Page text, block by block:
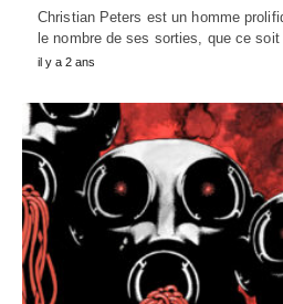
Christian Peters est un homme
le nombre de ses sorties, que ce
il y a 2 ans